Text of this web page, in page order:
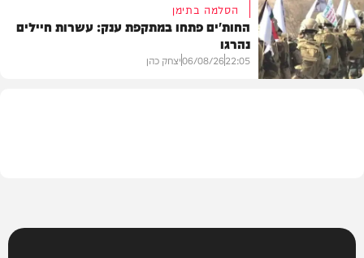
צבא וביטחון
הסלמה בתימן
החות'ים פתחו במתקפת ענק: עשרות חיילים
נהרגו
22:05
06/08/26יצחק כהן